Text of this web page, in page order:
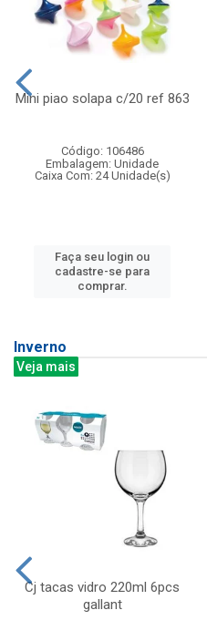
Mini piao solapa c/20 ref 863
Código: 106486
Embalagem: Unidade
Caixa Com: 24 Unidade(s)
Faça seu login ou
cadastre-se para
comprar.
Inverno
Veja mais
Cj tacas vidro 220ml 6pcs
gallant